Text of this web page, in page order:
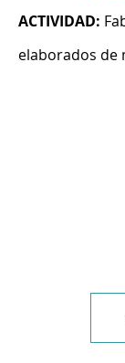
ACTIVIDAD:
elaborados de